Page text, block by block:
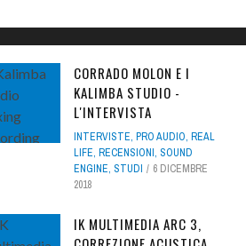
CORRADO MOLON E I
KALIMBA STUDIO -
L'INTERVISTA
INTERVISTE, PRO AUDIO, REAL
LIFE, RECENSIONI, SOUND
ENGINE, STUDI
6 DICEMBRE
2018
IK MULTIMEDIA ARC 3,
IL SITO